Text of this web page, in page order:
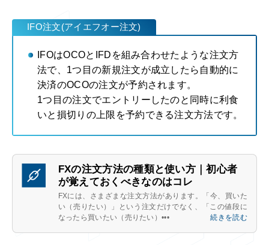
IFO注文(アイエフオー注文)
IFOはOCOとIFDを組み合わせたような注文方
法で、1つ目の新規注文が成立したら自動的に
決済のOCOの注文が予約されます。
1つ目の注文でエントリーしたのと同時に利食
いと損切りの上限を予約できる注文方法です。
FXの注文方法の種類と使い方｜初心者
が覚えておくべきなのはコレ
FXには、さまざまな注文方法があります。「今、買いた
い（売りたい）」という注文だけでなく、「この値段に
なったら買いたい（売りたい）•••
続きを読む